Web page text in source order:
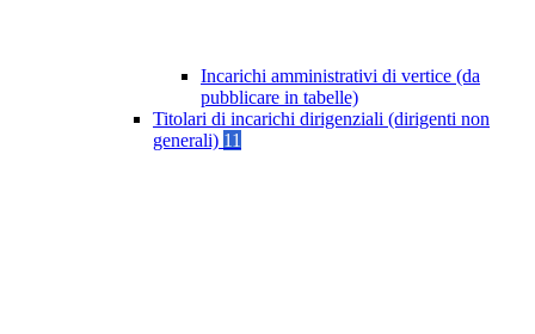
Incarichi amministrativi di vertice (da
pubblicare in tabelle)
Titolari di incarichi dirigenziali (dirigenti non
generali) 11